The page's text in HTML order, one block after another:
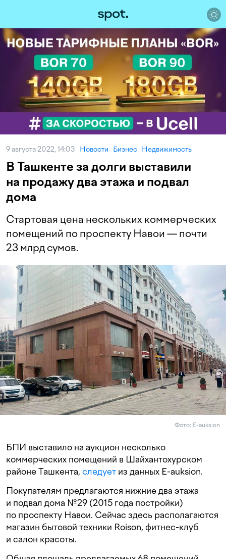
9 августа 2022, 14:03 Новости Бизнес Недвижимость
В Ташкенте за долги выставили
на продажу два этажа и подвал
дома
Стартовая цена нескольких коммерческих
помещений по проспекту Навои — почти
23 млрд сумов.
Фото: E-auksion
БПИ выставило на аукцион несколько
коммерческих помещений в Шайхантохурском
районе Ташкента, следует из данных E-auksion.
Покупателям предлагаются нижние два этажа
и подвал дома №29 (2015 года постройки)
по проспекту Навои. Сейчас здесь располагаются
магазин бытовой техники Roison, фитнес-клуб
и салон красоты.